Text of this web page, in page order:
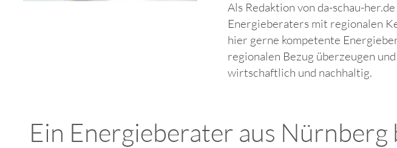
Als Redaktion von da-schau-
Energieberaters mit regionalen
hier gerne kompetente
regionalen Bezug überzeugen
wirtschaftlich und nachhaltig.
Ein Energieberater aus